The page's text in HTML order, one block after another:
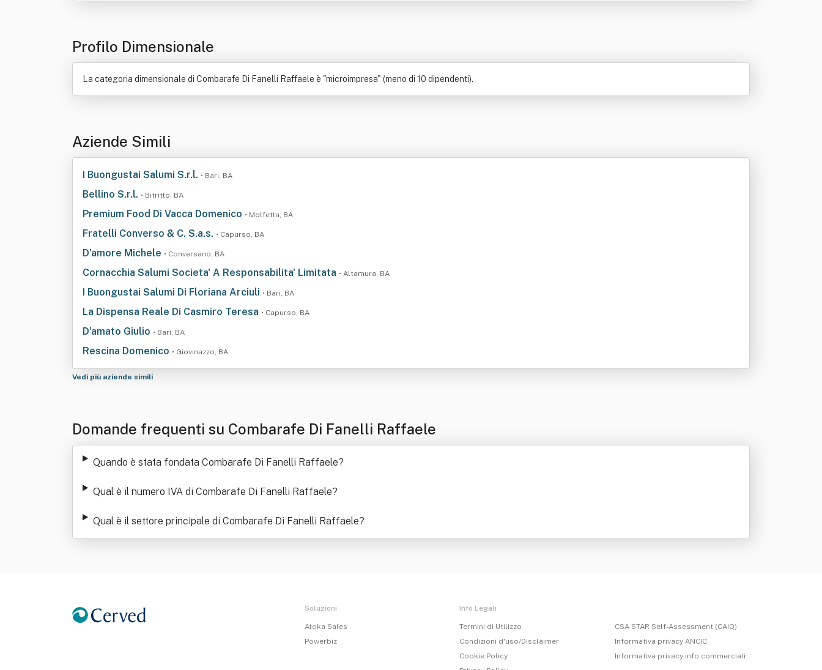
Profilo Dimensionale
La categoria dimensionale di Combarafe Di Fanelli Raffaele è "microimpresa" (meno di 10 dipendenti).
Aziende Simili
I Buongustai Salumi S.r.l. • Bari, BA
Bellino S.r.l. • Bitritto, BA
Premium Food Di Vacca Domenico • Molfetta, BA
Fratelli Converso & C. S.a.s. • Capurso, BA
D'amore Michele • Conversano, BA
Cornacchia Salumi Societa' A Responsabilita' Limitata • Altamura, BA
I Buongustai Salumi Di Floriana Arciuli • Bari, BA
La Dispensa Reale Di Casmiro Teresa • Capurso, BA
D'amato Giulio • Bari, BA
Rescina Domenico • Giovinazzo, BA
Vedi più aziende simili
Domande frequenti su Combarafe Di Fanelli Raffaele
Quando è stata fondata Combarafe Di Fanelli Raffaele?
Qual è il numero IVA di Combarafe Di Fanelli Raffaele?
Qual è il settore principale di Combarafe Di Fanelli Raffaele?
Soluzioni
Atoka Sales
Powerbiz
Info Legali
Termini di Utilizzo
Condizioni d'uso/Disclaimer
Cookie Policy
CSA STAR Self-Assessment (CAIQ)
Informativa privacy ANCIC
Informativa privacy info commerciali